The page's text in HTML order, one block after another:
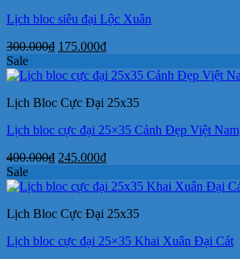
Lịch bloc siêu đại Lộc Xuân
300.000₫ Giá
là:
175.000₫Giá
tại
175.000₫.
Sale
Lịch Bloc Cực Đại 25x35
Lịch bloc cực đại 25×35 Cảnh Đẹp Việt Nam
400.000₫ Giá
là:
245.000₫Giá
tại
245.000₫.
Sale
Lịch Bloc Cực Đại 25x35
Lịch bloc cực đại 25×35 Khai Xuân Đại Cát